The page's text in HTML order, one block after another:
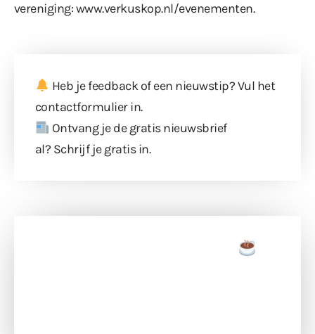
vereniging:www.verkuskop.nl/evenementen.
Heb je feedback of een nieuwstip? Vul het
contactformulierin.
Ontvang je de gratis nieuwsbrief
al? Schrijf je gratis in.